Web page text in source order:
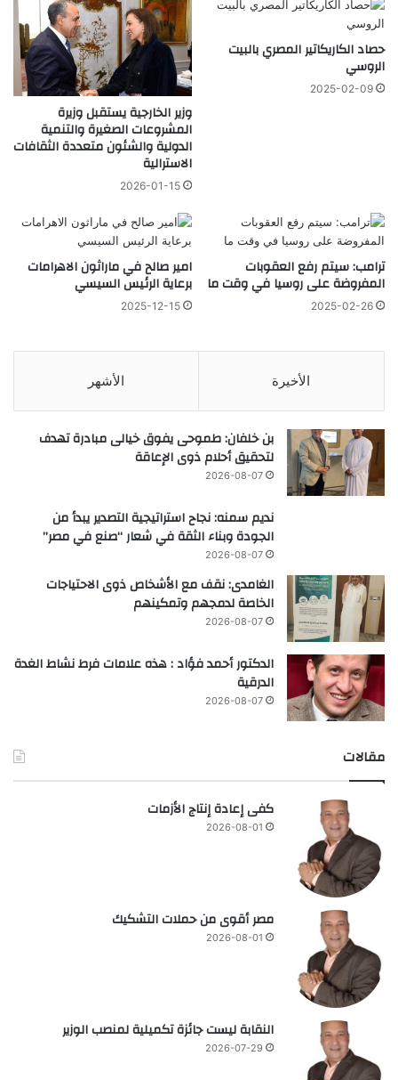
حصاد الكاريكاتير المصري بالبيت
الروسي
2025-02-09
وزير الخارجية يستقبل وزيرة
المشروعات الصغيرة والتنمية
الدولية والشئون متعددة الثقافات
الاسترالية
2026-01-15
ترامب: سيتم رفع العقوبات
المفروضة على روسيا في وقت ما
2025-02-26
امير صالح في ماراثون الاهرامات
برعاية الرئيس السيسي
2025-12-15
الأخيرة الأشهر
بن خلفان: طموحى يفوق خيالى مبادرة تهدف
لتحقيق أحلام ذوى الإعاقة
2026-08-07
نديم سمنه: نجاح استراتيجية التصدير يبدأ من
الجودة وبناء الثقة في شعار “صنع في مصر”
2026-08-07
الغامدى: نقف مع الأشخاص ذوى الاحتياجات
الخاصة لدمجهم وتمكينهم
2026-08-07
الدكتور أحمد فؤاد : هذه علامات فرط نشاط الغدة
الدرقية
2026-08-07
مقالات
كفى إعادة إنتاج الأزمات
2026-08-01
مصر أقوى من حملات التشكيك
2026-08-01
النقابة ليست جائزة تكميلية لمنصب الوزير
2026-07-29